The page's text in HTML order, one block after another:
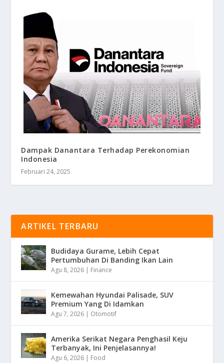
Dampak Danantara Terhadap Perekonomian
Indonesia
Februari 24, 2025
ARTIKEL TERBARU
Budidaya Gurame, Lebih Cepat
Pertumbuhan Di Banding Ikan Lain
Agu 8, 2026 | Finance
Kemewahan Hyundai Palisade, SUV
Premium Yang Di Idamkan
Agu 7, 2026 | Otomotif
Amerika Serikat Negara Penghasil Keju
Terbanyak, Ini Penjelasannya!
Agu 6, 2026 | Food